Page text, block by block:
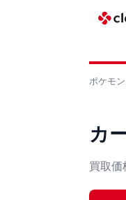
ポケモ
カ
買取価